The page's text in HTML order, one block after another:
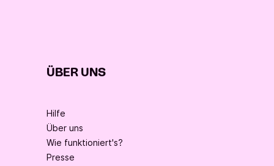
ÜBER UNS
Hilfe
Über uns
Wie funktioniert's?
Presse